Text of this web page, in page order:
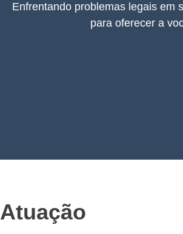
Enfrentando problemas legais em
para oferecer a
Atuação